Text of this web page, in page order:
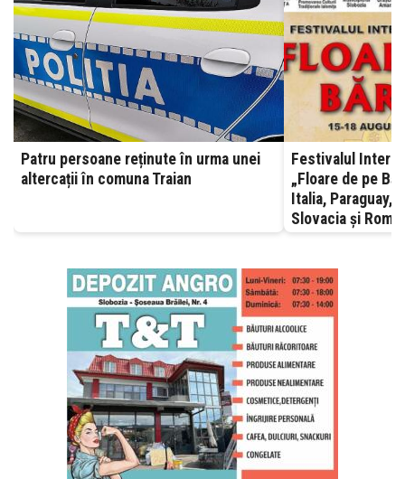
Patru persoane reținute în urma unei
altercații în comuna Traian
Festivalul
„Floare de pe
Italia, Paraguay,
Slovacia și